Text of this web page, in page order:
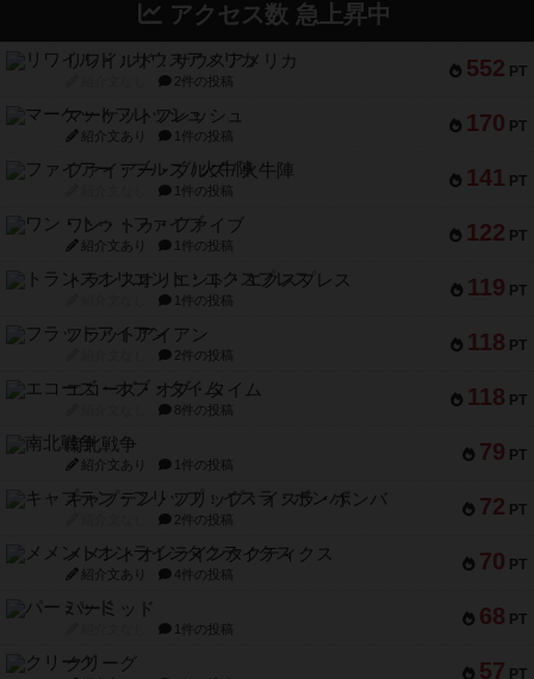
アクセス数 急上昇中
552 PT
リワイルド：サウスアメリカ
2件の投稿
170 PT
マーケットフレッシュ
紹介文あり 1件の投稿
141 PT
ファイアー・ブルズ / 火牛陣
1件の投稿
122 PT
ワン・トゥ・ファイブ
紹介文あり 1件の投稿
119 PT
トランスオリエント・エクスプレス
1件の投稿
118 PT
フラットアイアン
2件の投稿
118 PT
エコーズ・オブ・タイム
8件の投稿
79 PT
南北戦争
紹介文あり 1件の投稿
72 PT
キャプテン・フリップ：イスラ・ボンバ
2件の投稿
70 PT
メメントオンラインタクティクス
紹介文あり 4件の投稿
68 PT
パーミッド
1件の投稿
57 PT
クリーグ